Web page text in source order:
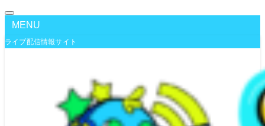
MENU
ライブ配信情報サイト